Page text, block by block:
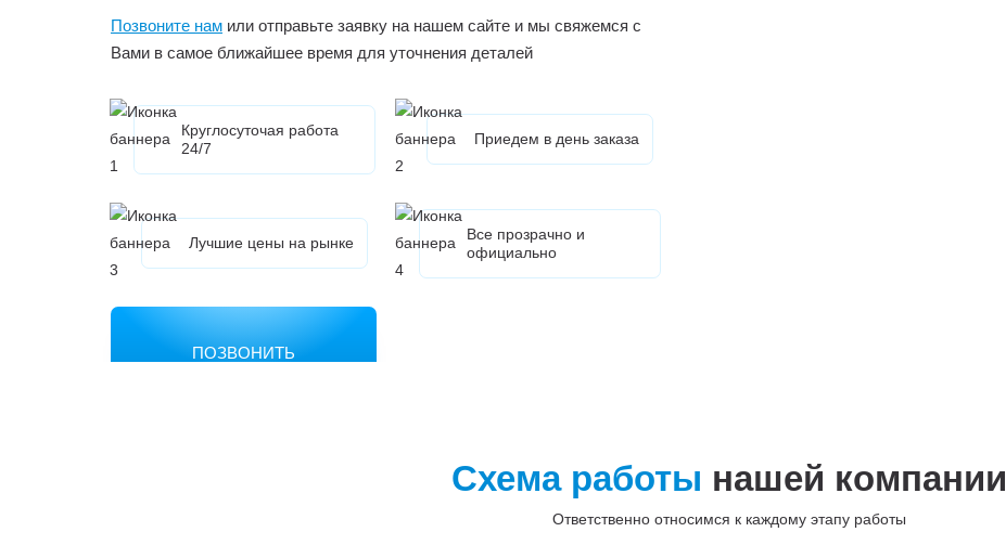
Позвоните нам или отправьте заявку на нашем сайте и мы свяжемся с
Вами в самое ближайшее время для уточнения деталей
Круглосуточая работа
24/7
Приедем в день заказа
Лучшие цены на рынке
Все прозрачно и
официально
ПОЗВОНИТЬ
Схема работы нашей компании
Ответственно относимся к каждому этапу работы